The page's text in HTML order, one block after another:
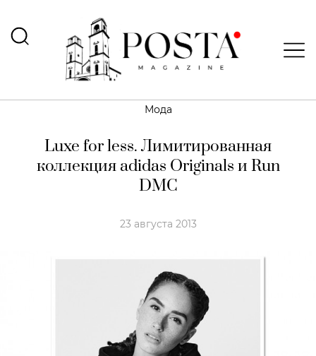
Мода
Luxe for less. Лимитированная
коллекция adidas Originals и Run
DMC
23 августа 2013